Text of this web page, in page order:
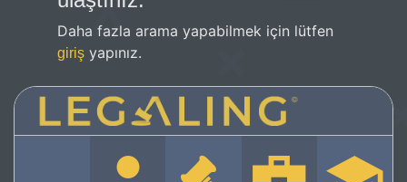
Daha fazla arama yapabilmek için lütfen
giriş yapınız.